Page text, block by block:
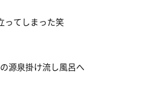
ってしまった笑
源泉掛け流し風呂へ